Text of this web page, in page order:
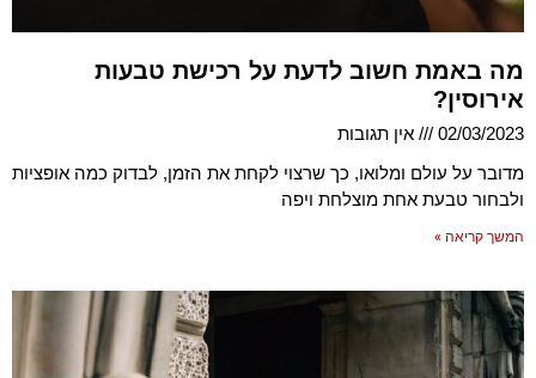
מה באמת חשוב לדעת על רכישת טבעות
אירוסין?
02/03/2023
אין תגובות
מדובר על עולם ומלואו, כך שרצוי לקחת את הזמן, לבדוק כמה אופציות
ולבחור טבעת אחת מוצלחת ויפה
המשך קריאה »